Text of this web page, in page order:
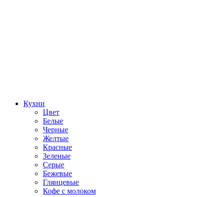
Кухни
Цвет
Белые
Черные
Желтые
Красные
Зеленые
Серые
Бежевые
Глянцевые
Кофе с молоком